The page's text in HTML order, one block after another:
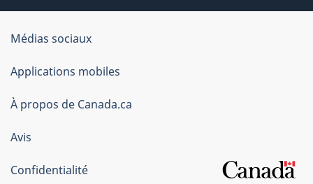
Organisation
du
gouvernement
du
Canada
Médias sociaux
Applications mobiles
À propos de Canada.ca
Avis
Confidentialité